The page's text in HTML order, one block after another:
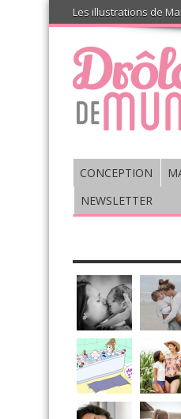
Les illustrations de
CONCEPTION
NEWSLETTER